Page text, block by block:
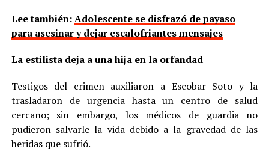
Lee también:Adolescente se disfrazó de payaso
para asesinar y dejar escalofriantes mensajes
La estilista deja a una hija en la orfandad
Testigos del crimen auxiliaron a Escobar Soto y la
trasladaron de urgencia hasta un centro de salud
cercano; sin embargo, los médicos de guardia no
pudieron salvarle la vida debido a la gravedad de las
heridas que sufrió.